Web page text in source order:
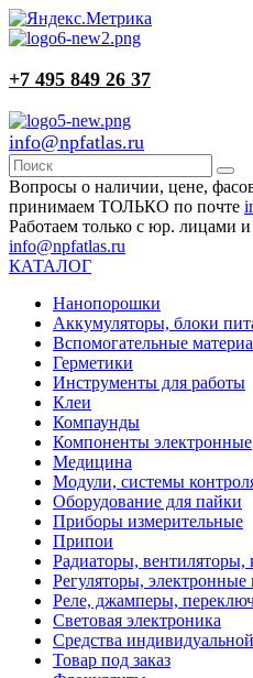
+7 495 849 26 37
info@npfatlas.ru
Вопросы о наличии, цене,
принимаем ТОЛЬКО по почте
Работаем только с юр. лицами
info@npfatlas.ru
КАТАЛОГ
Нанопорошки
Аккумуляторы, блоки
Вспомогательные
Герметики
Инструменты для работы
Клеи
Компаунды
Компоненты электронные
Медицина
Модули, системы
Оборудование для пайки
Приборы измерительные
Припои
Радиаторы, вентиляторы,
Регуляторы,
Реле, джамперы,
Световая электроника
Средства
Товар под заказ